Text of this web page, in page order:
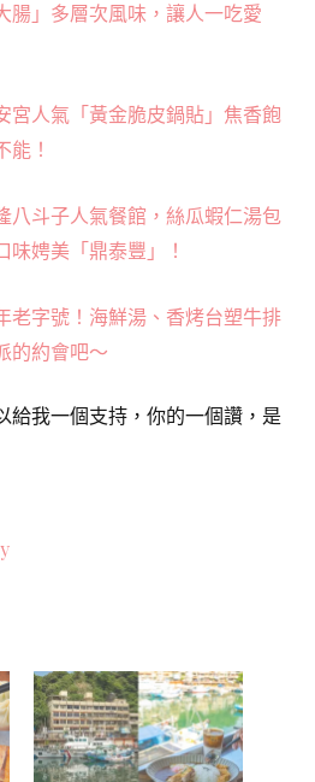
腸」多層次風味，讓人一吃愛
宮人氣「黃金脆皮鍋貼」焦香飽
能！
八斗子人氣餐館，絲瓜蝦仁湯包
味娉美「鼎泰豐」！
老字號！海鮮湯、香烤台塑牛排
的約會吧～
給我一個支持，你的一個讚，是